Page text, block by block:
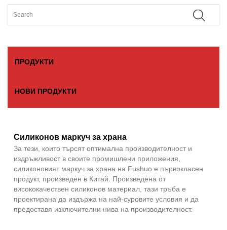
ПРОДУКТИ
НОВИ ПРОДУКТИ
Силиконов маркуч за храна
За тези, които търсят оптимална производителност и
издръжливост в своите промишлени приложения,
силиконовият маркуч за храна на Fushuo е първокласен
продукт, произведен в Китай. Произведена от
висококачествен силиконов материал, тази тръба е
проектирана да издържа на най-суровите условия и да
предоставя изключителни нива на производителност.